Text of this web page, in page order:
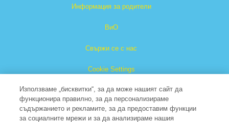
Информация за родители
ВиО
Свържи се с нас
Cookie Settings
Използваме „бисквитки“, за да може нашият сайт да
функционира правилно, за да персонализираме
съдържанието и рекламите, за да предоставим функции
за социалните мрежи и за да анализираме нашия